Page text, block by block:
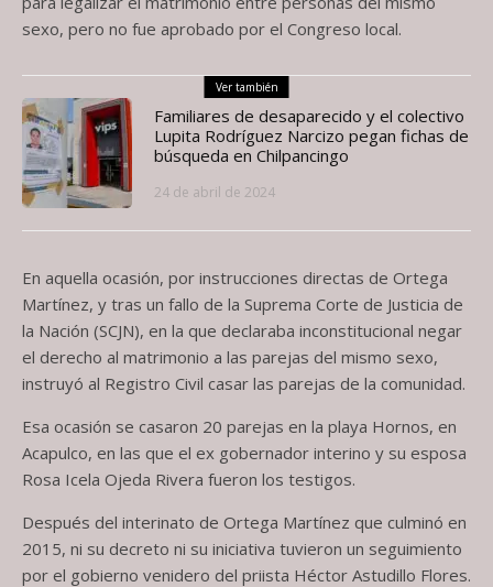
sexo, pero no fue aprobado por el Congreso local.
Ver también
Familiares de desaparecido y el colectivo
Lupita Rodríguez Narcizo pegan fichas de
búsqueda en Chilpancingo
24 de abril de 2024
En aquella ocasión, por instrucciones directas de Ortega
Martínez, y tras un fallo de la Suprema Corte de Justicia de
la Nación (SCJN), en la que declaraba inconstitucional negar
el derecho al matrimonio a las parejas del mismo sexo,
instruyó al Registro Civil casar las parejas de la comunidad.
Esa ocasión se casaron 20 parejas en la playa Hornos, en
Acapulco, en las que el ex gobernador interino y su esposa
Rosa Icela Ojeda Rivera fueron los testigos.
Después del interinato de Ortega Martínez que culminó en
2015, ni su decreto ni su iniciativa tuvieron un seguimiento
por el gobierno venidero del priista Héctor Astudillo Flores.